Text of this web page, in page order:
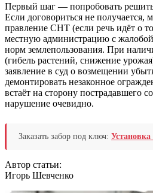
Первый шаг — попробовать решить
Если договориться не получается,
правление СНТ (если речь идёт о
местную администрацию с
норм землепользования. При
(гибель растений, снижение
заявление в суд о возмещении
демонтировать незаконное
встаёт на сторону пострадавшего
нарушение очевидно.
Заказать забор под ключ:
Автор статьи:
Игорь Шевченко